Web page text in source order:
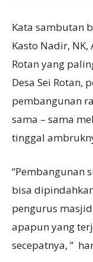
Kata sambutan
Kasto Nadir,
Rotan yang
Desa Sei Rotan,
pembangunan
sama – sama
tinggal
“Pembangunan
bisa
pengurus
apapun yang
secepatnya, ”